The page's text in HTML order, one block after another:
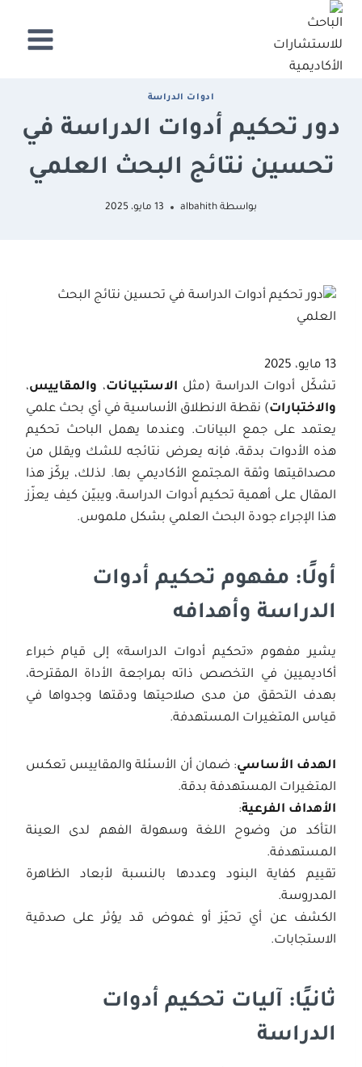
التجاوز
ادوات اﻟﺪراﺳﺔ
دور تحكيم أدوات الدراسة في
تحسين نتائج البحث العلمي
بواسطة albahith 13 مايو، 2025
13 مايو، 2025
تشكّل أدوات الدراسة (مثل الاستبيانات، والمقاييس،
والاختبارات) نقطة الانطلاق الأساسية في أي بحث علمي
يعتمد على جمع البيانات. وعندما يهمل الباحث تحكيم
هذه الأدوات بدقة، فإنه يعرض نتائجه للشك ويقلل من
مصداقيتها وثقة المجتمع الأكاديمي بها. لذلك، يركّز هذا
المقال على أهمية تحكيم أدوات الدراسة، ويبيّن كيف يعزّز
هذا الإجراء جودة البحث العلمي بشكل ملموس.
أولًا: مفهوم تحكيم أدوات
الدراسة وأهدافه
يشير مفهوم «تحكيم أدوات الدراسة» إلى قيام خبراء
أكاديميين في التخصص ذاته بمراجعة الأداة المقترحة،
بهدف التحقق من مدى صلاحيتها ودقتها وجدواها في
قياس المتغيرات المستهدفة.
الهدف الأساسي: ضمان أن الأسئلة والمقاييس تعكس
المتغيرات المستهدفة بدقة.
الأهداف الفرعية:
التأكد من وضوح اللغة وسهولة الفهم لدى العينة
المستهدفة.
تقييم كفاية البنود وعددها بالنسبة لأبعاد الظاهرة
المدروسة.
الكشف عن أي تحيّز أو غموض قد يؤثر على صدقية
الاستجابات.
ثانيًا: آليات تحكيم أدوات
الدراسة